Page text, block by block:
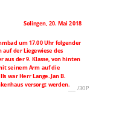
Solingen, 20. Mai 2018
um 17.00 Uhr folgender
auf der Liegewiese des
aus der 9. Klasse, von hinten
seinem Arm auf die
war Herr Lange. Jan B.
versorgt werden.
___ /30P